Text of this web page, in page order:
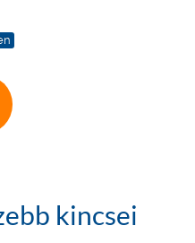
kincsei